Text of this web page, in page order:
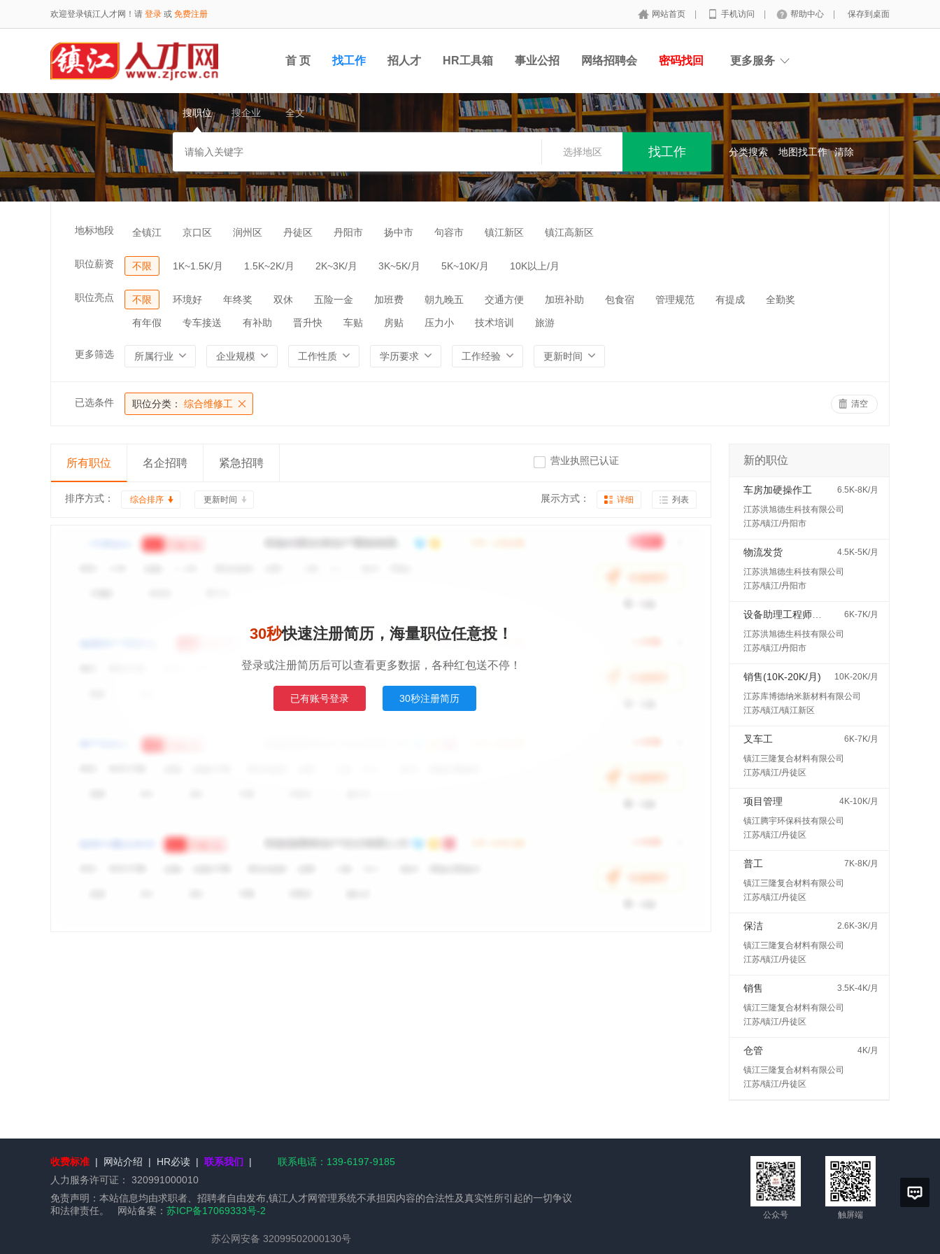
欢迎登录镇江人才网！请 登录 或 免费注册 网站首页 手机访问 帮助中心 保存到桌面
首 页 找工作 招人才 HR工具箱 事业公招 网络招聘会 密码找回 更多服务
搜职位 搜企业 全文
选择地区 分类搜索 地图找工作 清除
地标地段 全镇江 京口区 润州区 丹徒区 丹阳市 扬中市 句容市 镇江新区 镇江高新区
职位薪资 不限 1K~1.5K/月 1.5K~2K/月 2K~3K/月 3K~5K/月 5K~10K/月 10K以上/月
职位亮点 不限 环境好 年终奖 双休 五险一金 加班费 朝九晚五 交通方便 加班补助 包食宿 管理规范 有提成 全勤奖
有年假 专车接送 有补助 晋升快 车贴 房贴 压力小 技术培训 旅游
更多筛选 所属行业 企业规模 工作性质 学历要求 工作经验 更新时间
已选条件 职位分类： 综合维修工 清空
所有职位 名企招聘 紧急招聘 营业执照已认证
排序方式： 综合排序 更新时间 展示方式： 详细 列表
30秒快速注册简历，海量职位任意投！
登录或注册简历后可以查看更多数据，各种红包送不停！
已有账号登录 30秒注册简历
新的职位
车房加硬操作工
6.5K-8K/月
江苏洪旭德生科技有限公司
江苏/镇江/丹阳市
物流发货
4.5K-5K/月
江苏洪旭德生科技有限公司
江苏/镇江/丹阳市
6K-7K/月
江苏洪旭德生科技有限公司
江苏/镇江/丹阳市
销售(10K-20K/月)
10K-20K/月
江苏库博德纳米新材料有限公司
江苏/镇江/镇江新区
叉车工
6K-7K/月
镇江三隆复合材料有限公司
江苏/镇江/丹徒区
项目管理
4K-10K/月
镇江腾宇环保科技有限公司
江苏/镇江/丹徒区
普工
7K-8K/月
镇江三隆复合材料有限公司
江苏/镇江/丹徒区
保洁
2.6K-3K/月
镇江三隆复合材料有限公司
江苏/镇江/丹徒区
销售
3.5K-4K/月
镇江三隆复合材料有限公司
江苏/镇江/丹徒区
仓管
4K/月
镇江三隆复合材料有限公司
江苏/镇江/丹徒区
收费标准 | 网站介绍 | HR必读 | 联系我们 |
联系电话：139-6197-9185
人力服务许可证：
320991000010
免责声明：本站信息均由求职者、招聘者自由发布,镇江人才网管理系统不承担因内容的合法性及真实性所引起的一切争议
和法律责任。 网站备案： 苏ICP备17069333号-2
苏公网安备 32099502000130号
公众号 触屏端